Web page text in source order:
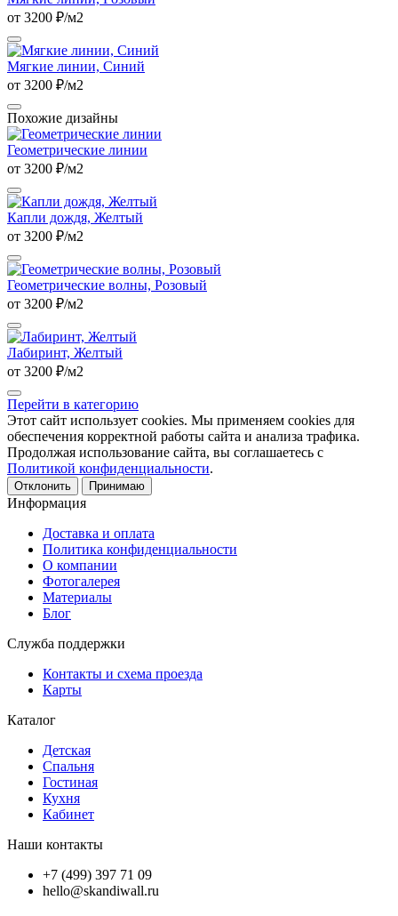
от 3200 ₽/м2
Мягкие линии, Синий
от 3200 ₽/м2
Похожие дизайны
Геометрические линии
от 3200 ₽/м2
Капли дождя, Желтый
от 3200 ₽/м2
Геометрические волны, Розовый
от 3200 ₽/м2
Лабиринт, Желтый
от 3200 ₽/м2
Перейти в категорию
Этот сайт использует cookies. Мы применяем cookies для
обеспечения корректной работы сайта и анализа трафика.
Продолжая использование сайта, вы соглашаетесь с
Политикой конфиденциальности.
Отклонить Принимаю
Информация
Доставка и оплата
Политика конфиденциальности
О компании
Фотогалерея
Материалы
Блог
Служба поддержки
Контакты и схема проезда
Карты
Каталог
Детская
Спальня
Гостиная
Кухня
Кабинет
Наши контакты
+7 (499) 397 71 09
hello@skandiwall.ru